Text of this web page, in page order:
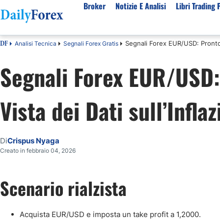
Broker
Bot Trading Automatico
Trading Bonus Senza Deposito
Consob Lista Broker Autorizzati
Broker No Esma
Broker con Spread 0
Notizie E Analisi
Quotazione EUR USD Real Time
Previsioni S&P500 Oggi
Previsioni Nasdaq 100 Oggi
Previsione Quotazione XAUUSD Oro
Tutte le Valute Disponibili
Libri Trading
Chi Siamo
Politica editoriale
Come Guadagniamo Soldi
La Nostra Metodologia
Perché Fidarsi di Noi
DF Analisi Tecnica Segnali Forex Gratis Segnali Forex EUR/USD:
Segnali Forex EUR/
Vista dei Dati
DiCrispus Nyaga
Creato in febbraio 04, 2026
Scenario rialzista
Acquista EUR/USD e imposta un take profit a 1,2000.